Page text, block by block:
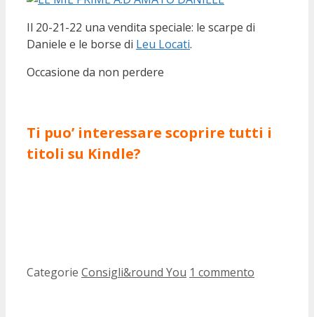
Il 20-21-22 una vendita speciale: le scarpe di
Daniele e le borse di Leu Locati.
Occasione da non perdere
Ti puo’ interessare scoprire tutti i
titoli su Kindle?
Categorie Consigli&round You 1 commento